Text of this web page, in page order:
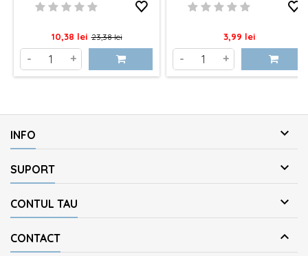
Pret
10,38 lei Pret
baza
23,38 lei
- +
Pret
3,99 lei
- +
INFO 
SUPORT 
CONTUL TAU 
CONTACT 